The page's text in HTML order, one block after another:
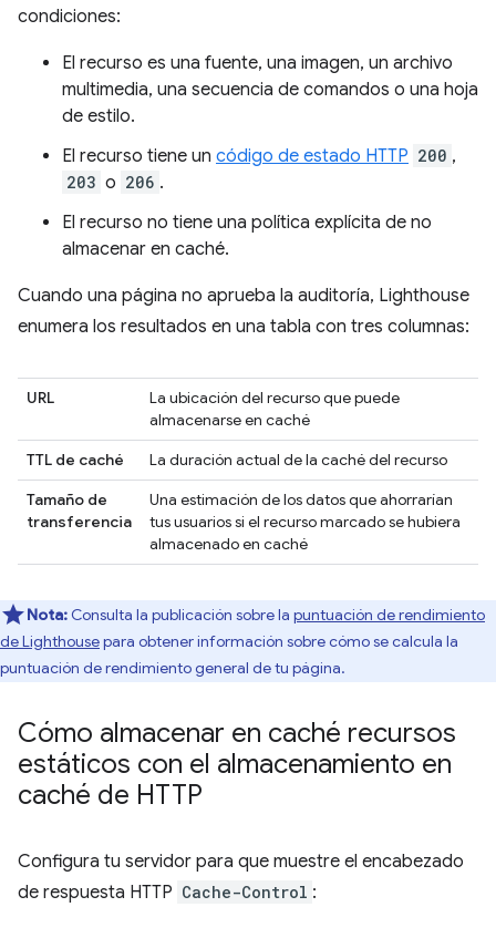
condiciones:
El recurso es una fuente, una imagen, un archivo
multimedia, una secuencia de comandos o una hoja
de estilo.
El recurso tiene un código de estado HTTP 200 ,
203 o 206 .
El recurso no tiene una política explícita de no
almacenar en caché.
Cuando una página no aprueba la auditoría, Lighthouse
enumera los resultados en una tabla con tres columnas:
URL
La ubicación del recurso que puede
almacenarse en caché
TTL de caché
La duración actual de la caché del recurso
Tamaño de
transferencia
Una estimación de los datos que ahorrarían
tus usuarios si el recurso marcado se hubiera
almacenado en caché
Nota: Consulta la publicación sobre la puntuación de rendimiento
de Lighthousepara obtener información sobre cómo se calcula la
puntuación de rendimiento general de tu página.
Cómo almacenar en caché recursos
estáticos con el almacenamiento en
caché de HTTP
Configura tu servidor para que muestre el encabezado
de respuesta HTTP Cache-Control :